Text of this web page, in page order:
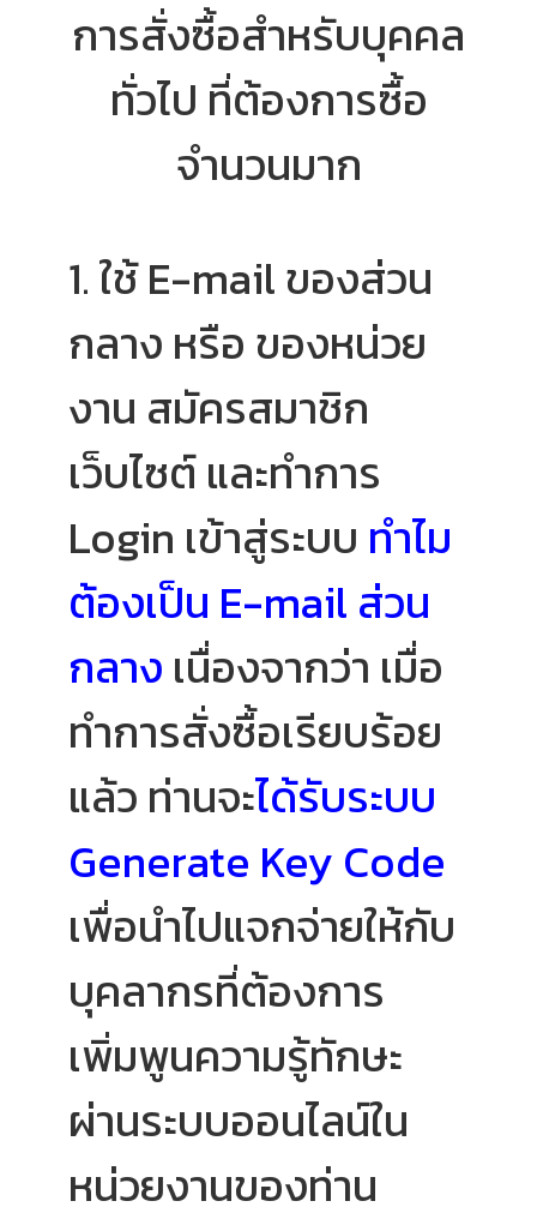
การสั่งซื้อสำหรับบุคคล
ทั่วไป ที่ต้องการซื้อ
จำนวนมาก
1. ใช้ E-mail ของส่วน
กลาง หรือ ของหน่วย
งาน สมัครสมาชิก
เว็บไซต์ และทำการ
Login เข้าสู่ระบบ ทำไม
ต้องเป็น E-mail ส่วน
กลาง เนื่องจากว่า เมื่อ
ทำการสั่งซื้อเรียบร้อย
แล้ว ท่านจะได้รับระบบ
Generate Key Code
เพื่อนำไปแจกจ่ายให้กับ
บุคลากรที่ต้องการ
เพิ่มพูนความรู้ทักษะ
ผ่านระบบออนไลน์ใน
หน่วยงานของท่าน